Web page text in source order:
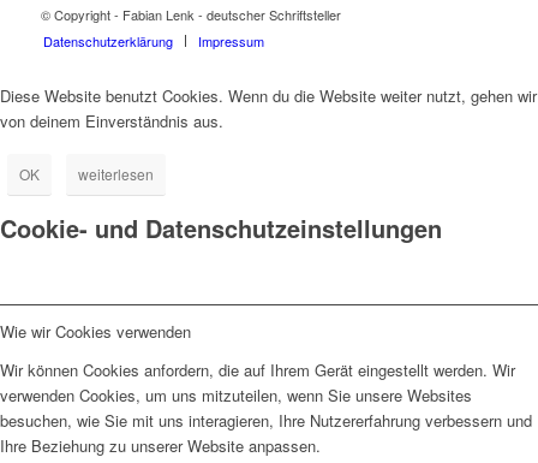
© Copyright - Fabian Lenk - deutscher Schriftsteller
Datenschutzerklärung
Impressum
Diese Website benutzt Cookies. Wenn du die Website weiter nutzt, gehen wir
von deinem Einverständnis aus.
OK weiterlesen
Cookie- und Datenschutzeinstellungen
Wie wir Cookies verwenden
Wir können Cookies anfordern, die auf Ihrem Gerät eingestellt werden. Wir
verwenden Cookies, um uns mitzuteilen, wenn Sie unsere Websites
besuchen, wie Sie mit uns interagieren, Ihre Nutzererfahrung verbessern und
Ihre Beziehung zu unserer Website anpassen.